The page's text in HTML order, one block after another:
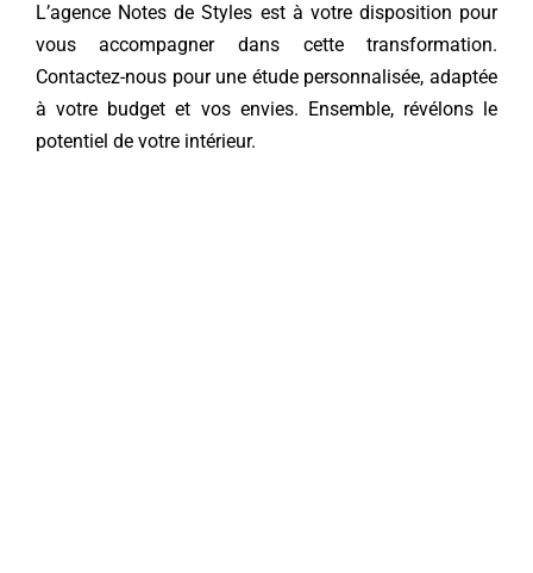
L’agence Notes de Styles est à votre disposition pour
vous accompagner dans cette transformation.
Contactez-nouspour une étude personnalisée, adaptée
à votre budget et vos envies. Ensemble, révélons le
potentiel de votre intérieur.